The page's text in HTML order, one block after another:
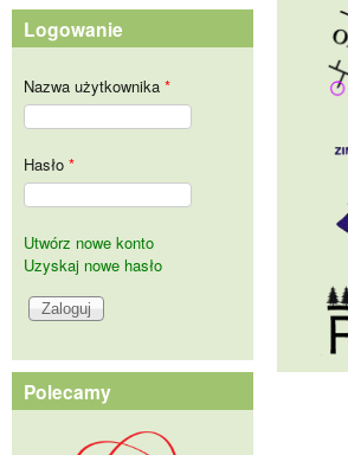
Logowanie
Nazwa użytkownika *
Hasło *
Utwórz nowe konto
Uzyskaj nowe hasło
Polecamy